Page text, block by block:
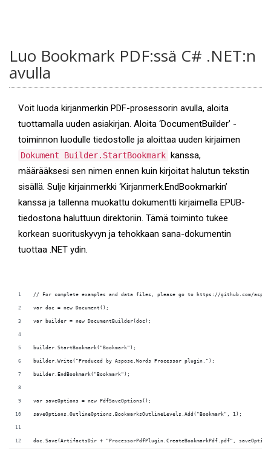
Luo Bookmark PDF:ssä C# .NET:n
avulla
Voit luoda kirjanmerkin PDF-prosessorin avulla, aloita
tuottamalla uuden asiakirjan. Aloita ‘DocumentBuilder’ -
toiminnon luodulle tiedostolle ja aloittaa uuden kirjaimen
Dokument Builder.StartBookmark kanssa,
määrääksesi sen nimen ennen kuin kirjoitat halutun tekstin
sisällä. Sulje kirjainmerkki ‘Kirjanmerk.EndBookmarkin’
kanssa ja tallenna muokattu dokumentti kirjaimella EPUB-
tiedostona haluttuun direktoriin. Tämä toiminto tukee
korkean suorituskyvyn ja tehokkaan sana-dokumentin
tuottaa .NET ydin.
doc.Save(ArtifactsDir + "ProcessorPdfPlugin.CreateBookmarkPdf.pdf",